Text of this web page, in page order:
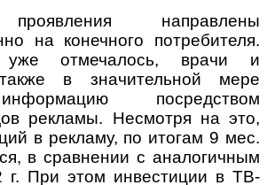
направлены
на конечного потребителя.
отмечалось, врачи и
в значительной мере
посредством
рекламы. Несмотря на это,
в рекламу, по итогам 9 мес.
в сравнении с аналогичным
г. При этом инвестиции в ТВ-